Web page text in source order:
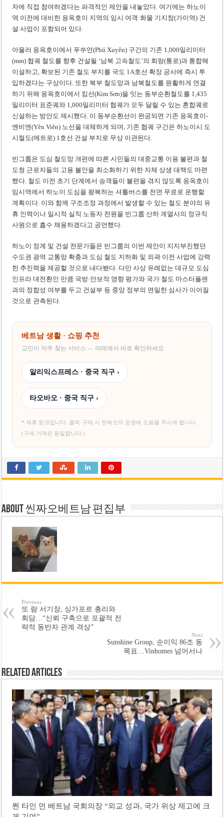
자에 직접 참여하겠다는 파격적인 제안을 내놓았다. 여기에는 하노이
역 이전에 대비한 응옥호이 지역의 임시 여객·화물 기지창(가이역) 건
설 사업이 포함되어 있다.
아울러 응옥호이에서 푸쑤언(Phú Xuyên) 구간의 기존 1,000밀리미터
(mm) 협궤 철도를 향후 건설될 ‘남북 고속철도’의 회랑(통로)과 통합해
이설하고, 확보된 기존 철도 부지를 국도 1A호선 확장 공사에 즉시 투
입하겠다는 구상이다. 또한 북부 철도망과 남북철도를 원활하게 연결
하기 위해 응옥호이에서 킴선(Kim Sơn)을 잇는 동부순환철도를 1,435
밀리미터 표준궤와 1,000밀리미터 협궤가 모두 달릴 수 있는 혼합궤로
신설하는 방안도 제시했다. 이 동부순환선이 완공되면 기존 응옥호이-
옌비엔(Yên Viên) 노선을 대체하게 되며, 기존 협궤 구간은 하노이시 도
시철도(메트로) 1호선 건설 부지로 무상 이관된다.
빈그룹은 도심 철도망 개편에 따른 시민들의 대중교통 이용 불편과 철
도청 근로자들의 고용 불안을 최소화하기 위한 자체 상생 대책도 마련
했다. 철도 이전 초기 단계에서 승객들이 불편을 겪지 않도록 응옥호이
임시역에서 하노이 도심을 왕복하는 셔틀버스를 전면 무료로 운행할
계획이다. 이와 함께 구조조정 과정에서 발생할 수 있는 철도 분야의 유
휴 인력이나 일시적 실직 노동자 전원을 빈그룹 산하 계열사의 정규직
사원으로 흡수 채용하겠다고 공언했다.
하노이 정계 및 건설 전문가들은 빈그룹의 이번 제안이 지지부진했던
수도권 광역 교통망 확충과 도심 철도 지하화 및 외곽 이전 사업에 강력
한 추진력을 제공할 것으로 내다봤다. 다만 사상 유례없는 대규모 도심
인프라 대전환인 만큼 국방·안보적 영향 평가와 국가 철도 마스터플랜
과의 정합성 여부를 두고 건설부 등 중앙 정부의 면밀한 심사가 이어질
것으로 관측된다.
베트남 생활 · 쇼핑 추천
교민이 자주 찾는 서비스 — 아래에서 바로 확인하세요
알리익스프레스 · 중국 직구 ›
타오바오 · 중국 직구 ›
* 제휴 링크입니다. 클릭·구매 시 씬짜오의 운영에 도움을 주시게 됩니다.
(구매 가격은 동일합니다.)
About 씬짜오베트남 편집부
Previous
또 람 서기장, 싱가포르 총리와
회담…“신뢰 구축으로 포괄적 전
략적 동반자 관계 격상”
Next
Sunshine Group, 순이익 86조 동
목표…Vinhomes 넘어서나
Related Articles
쩐 타인 먼 베트남 국회의장 “외교 성과, 국가 위상 제고에 크